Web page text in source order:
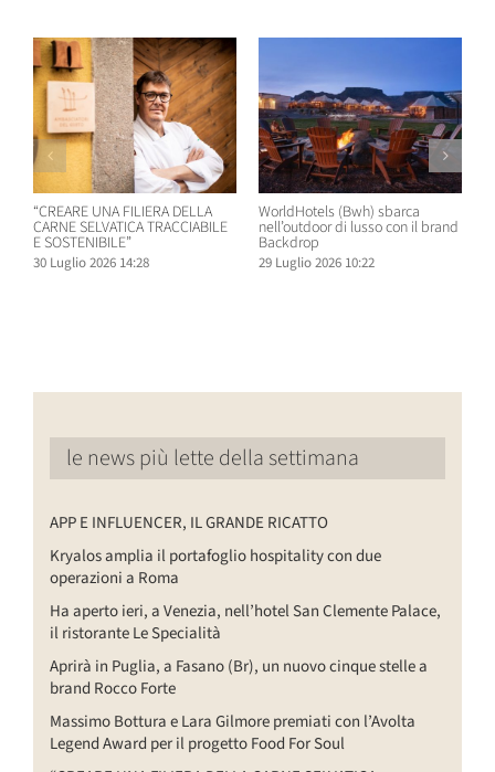
“CREARE UNA FILIERA DELLA
CARNE SELVATICA TRACCIABILE
E SOSTENIBILE”
30 Luglio 2026 14:28
WorldHotels (Bwh) sbarca
nell’outdoor di lusso con il brand
Backdrop
29 Luglio 2026 10:22
le news più lette della settimana
APP E INFLUENCER, IL GRANDE RICATTO
Kryalos amplia il portafoglio hospitality con due
operazioni a Roma
Ha aperto ieri, a Venezia, nell’hotel San Clemente Palace,
il ristorante Le Specialità
Aprirà in Puglia, a Fasano (Br), un nuovo cinque stelle a
brand Rocco Forte
Massimo Bottura e Lara Gilmore premiati con l’Avolta
Legend Award per il progetto Food For Soul